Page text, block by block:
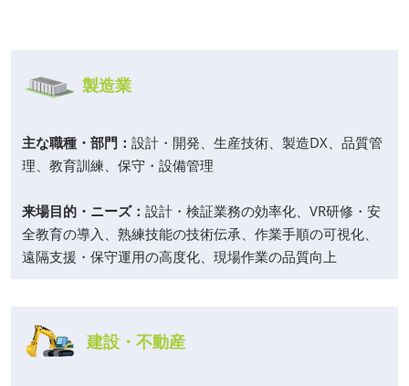
製造業
主な職種・部門： 設計・開発、生産技術、製造DX、品質管
理、教育訓練、保守・設備管理
来場目的・ニーズ： 設計・検証業務の効率化、VR研修・安
全教育の導入、熟練技能の技術伝承、作業手順の可視化、
遠隔支援・保守運用の高度化、現場作業の品質向上
建設・不動産